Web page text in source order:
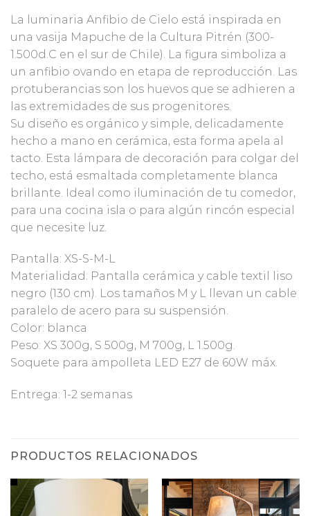
La luminaria Anfibio de Cielo está inspirada en
una vasija Mapuche de la Cultura Pitrén (300-
1.500d.C en el sur de Chile). La figura simboliza a
un anfibio ovando en etapa de reproducción. Las
protuberancias son los huevos que se adhieren a
las extremidades de sus progenitores.
Su diseño es orgánico y simple, delicadamente
hecho a mano en cerámica, esta forma apela al
tacto. Esta lámpara de decoración para colgar del
techo, está esmaltada completamente blanca
brillante. Ideal como iluminación de tu comedor,
para una cocina isla o para algún rincón especial
que necesite luz.
Pantalla: XS-S-M-L
Materialidad: Pantalla cerámica y cable textil liso
negro (130 cm). Los tamaños M y L llevan un cable
paralelo de acero para su suspensión.
Color: blanca
Peso: XS 300g, S 500g, M 700g, L 1.500g.
Soquete para ampolleta LED E27 de 60W máx.
Entrega: 1-2 semanas
PRODUCTOS RELACIONADOS